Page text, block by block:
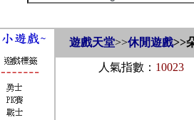
遊戲天堂>>休閒遊戲>>
人氣指數： 10023